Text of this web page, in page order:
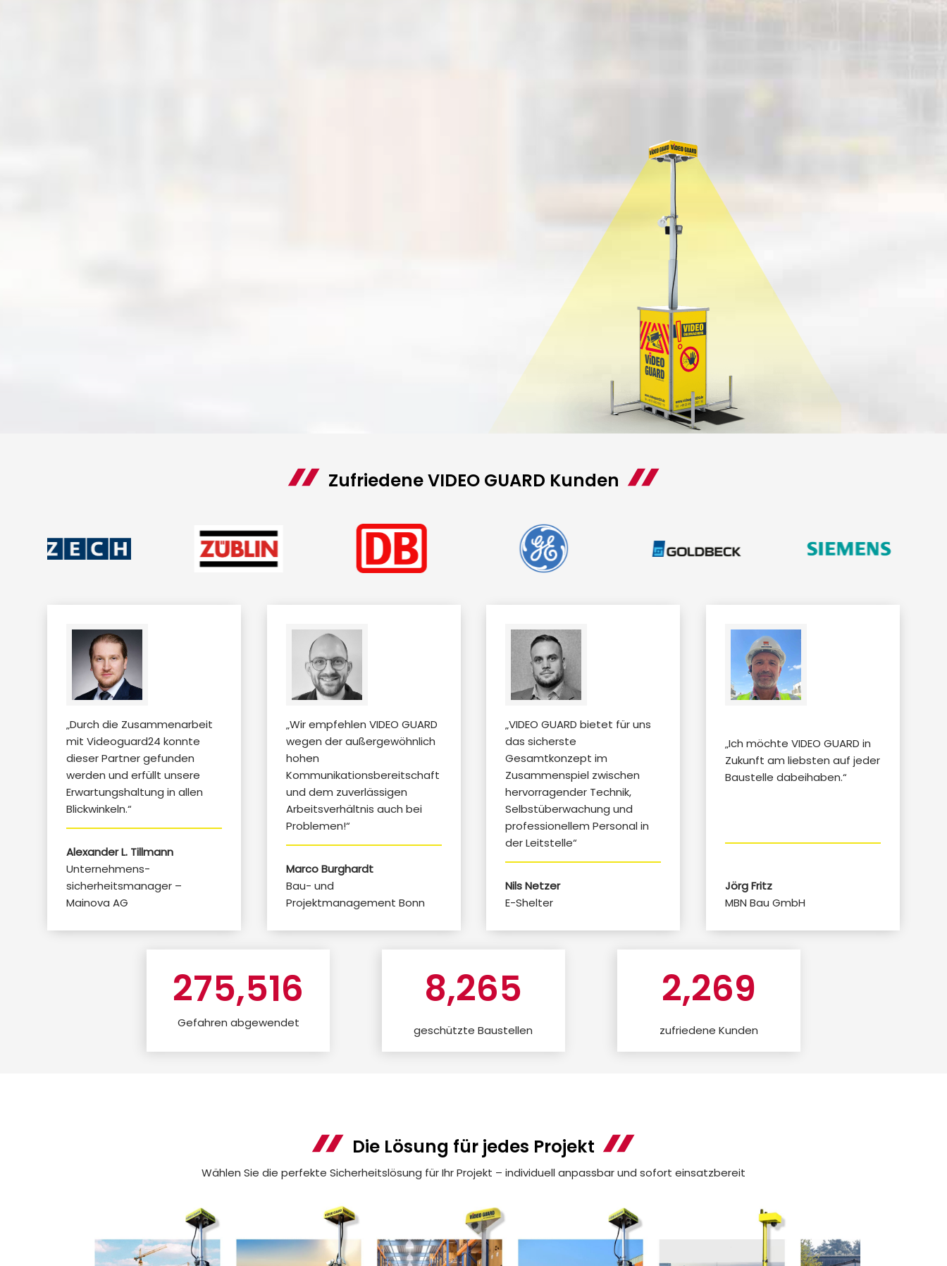
Zufriedene VIDEO GUARD Kunden
„Durch die Zusammenarbeit
mit Videoguard24 konnte
dieser Partner gefunden
werden und erfüllt unsere
Erwartungshaltung in allen
Blickwinkeln.“
Alexander L. Tillmann
Unternehmens-
sicherheitsmanager –
Mainova AG
„Wir empfehlen VIDEO GUARD
wegen der außergewöhnlich
hohen
Kommunikationsbereitschaft
und dem zuverlässigen
Arbeitsverhältnis auch bei
Problemen!“
Marco Burghardt
Bau- und
Projektmanagement Bonn
„VIDEO GUARD bietet für uns
das sicherste
Gesamtkonzept im
Zusammenspiel zwischen
hervorragender Technik,
Selbstüberwachung und
professionellem Personal in
der Leitstelle“
Nils Netzer
E-Shelter
„Ich möchte VIDEO GUARD in
Zukunft am liebsten auf jeder
Baustelle dabeihaben.“
Jörg Fritz
MBN Bau GmbH
275,516
Gefahren abgewendet
8,265
geschützte Baustellen
2,269
zufriedene Kunden
Die Lösung für jedes Projekt
Wählen Sie die perfekte Sicherheitslösung für Ihr Projekt – individuell anpassbar und sofort einsatzbereit